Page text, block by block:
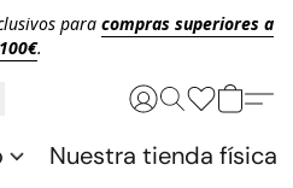
para compras superiores a
100€.
Nuestra tienda física